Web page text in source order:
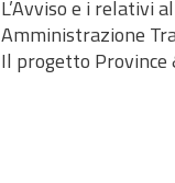
L’Avviso e i relativi
Amministrazione
Il progetto Province